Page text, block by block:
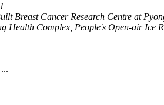
Breast Cancer Research Centre at
Health Complex, People's Open-air Ice